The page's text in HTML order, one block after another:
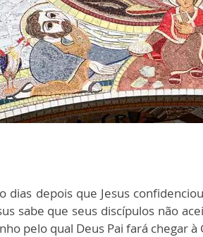
dias depois que Jesus
sabe que seus discípulos não
pelo qual Deus Pai fará chegar